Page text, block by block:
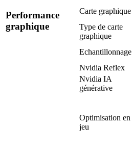
Performance
graphique
Carte graphique
Type de carte
graphique
Echantillonnage
Nvidia Reflex
Nvidia IA
générative
Optimisation en
jeu